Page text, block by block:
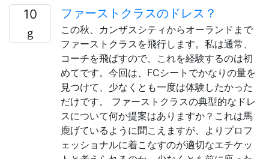
10 ファーストクラスのドレス？
この秋、カンザスシティからオーランドまで
ファーストクラスを飛行します。私は通常、
コーチを飛ばすので、これを経験するのは初
めてです。今回は、FCシートでかなりの量を
見つけて、少なくとも一度は体験したかった
だけです。 ファーストクラスの典型的なドレ
スについて何か提案はありますか？これは馬
鹿げているように聞こえますが、よりプロフ
ェッショナルに着こなすのが適切なエチケッ